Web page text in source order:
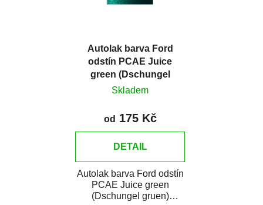
Autolak barva Ford
odstín PCAE Juice
green (Dschungel
gruen) metalíza
Skladem
od 175 Kč
DETAIL
Autolak barva Ford odstín
PCAE Juice green
(Dschungel gruen)